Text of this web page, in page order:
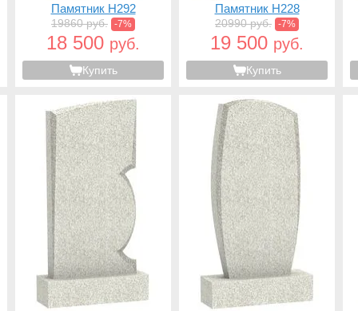
Памятник H292
19860 руб. -7%
18 500 руб.
Купить
Памятник H228
20990 руб. -7%
19 500 руб.
Купить